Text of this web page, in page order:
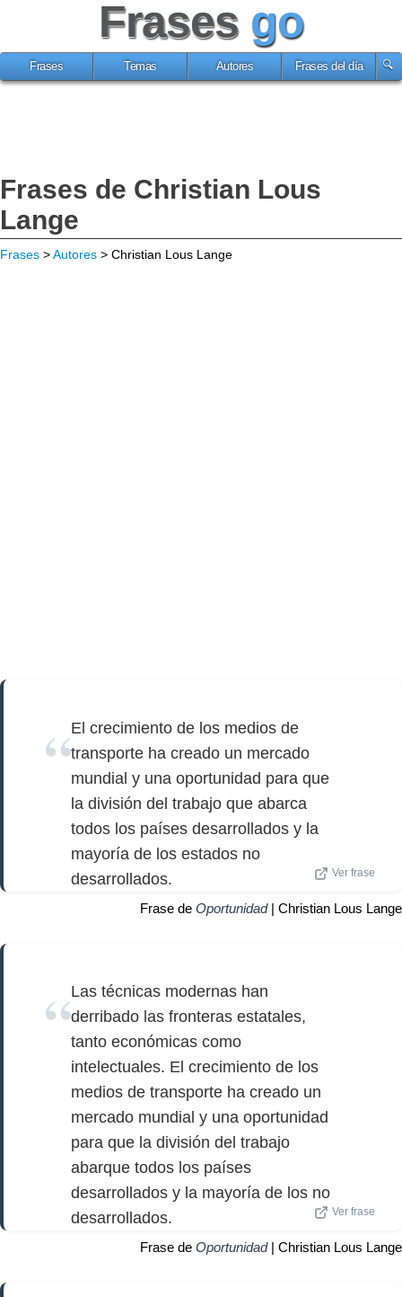
Frases go
Frases Temas Autores Frases del día
Frases de Christian Lous
Lange
Frases >Autores > Christian Lous Lange
El crecimiento de los medios de
transporte ha creado un mercado
mundial y una oportunidad para que
la división del trabajo que abarca
todos los países desarrollados y la
mayoría de los estados no
desarrollados.
Ver frase
Frase de Oportunidad| Christian Lous Lange
Las técnicas modernas han
derribado las fronteras estatales,
tanto económicas como
intelectuales. El crecimiento de los
medios de transporte ha creado un
mercado mundial y una oportunidad
para que la división del trabajo
abarque todos los países
desarrollados y la mayoría de los no
desarrollados.
Ver frase
Frase de Oportunidad| Christian Lous Lange